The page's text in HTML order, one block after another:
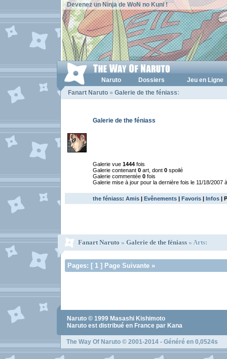
Devenez un Ninja de WoN no Kuni !
Naruto Dossiers
Jeu en Ligne
Fanart Naruto » Galerie de the féniass:
Galerie de the féniass
Galerie vue 1444 fois
Galerie contenant 0 art, dont 0 spoilé
Galerie commentée 0 fois
Galerie mise à jour pour la dernière fois le 11/18/2007
the féniass: Amis | Evênements | Favoris | Infos |
Fanart Naruto » Galerie de the féniass » Arts:
Pages: [ 1 ] Page Suivante »
Naruto © 1999 Masashi Kishimoto
Naruto est distribué en France par Kana
The Way Of Naruto © 2001-2014 - Généré en 0,0524s